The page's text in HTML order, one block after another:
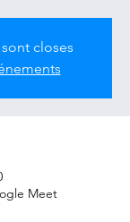
closes
Meet